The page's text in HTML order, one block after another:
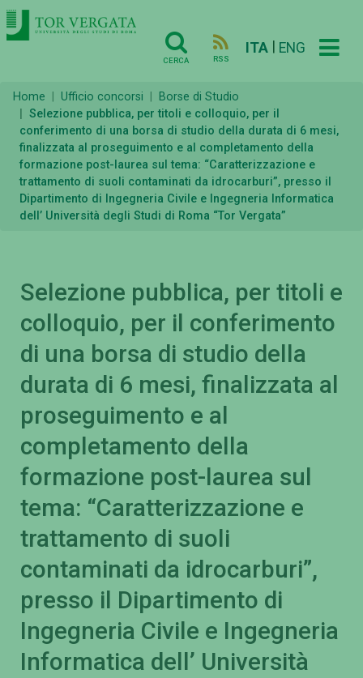
CERCA RSS
ITA ENG
Home Ufficio concorsi
Borse di Studio
Selezione pubblica, per titoli e colloquio, per il
conferimento di una borsa di studio della durata di 6 mesi,
finalizzata al proseguimento e al completamento della
formazione post-laurea sul tema: “Caratterizzazione e
trattamento di suoli contaminati da idrocarburi”, presso il
Dipartimento di Ingegneria Civile e Ingegneria Informatica
dell’ Università degli Studi di Roma “Tor Vergata”
Selezione pubblica, per titoli e
colloquio, per il conferimento
di una borsa di studio della
durata di 6 mesi, finalizzata al
proseguimento e al
completamento della
formazione post-laurea sul
tema: “Caratterizzazione e
trattamento di suoli
contaminati da idrocarburi”,
presso il Dipartimento di
Ingegneria Civile e Ingegneria
Informatica dell’ Università